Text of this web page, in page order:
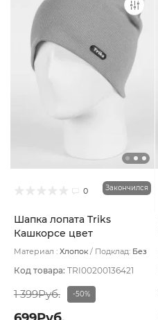
0 Закончился
Шапка лопата Triks
Кашкорсе цвет
Сиреневый пепельный
Материал : Хлопок Подклад: Без
Код товара: TRI00200136421
1 399Руб. -50%